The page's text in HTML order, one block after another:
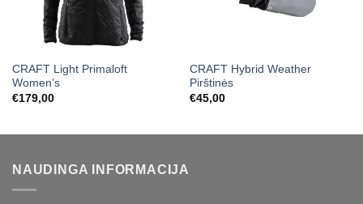
CRAFT Light Primaloft
Women’s
€179,00
CRAFT Hybrid Weather
Pirštinės
€45,00
NAUDINGA INFORMACIJA